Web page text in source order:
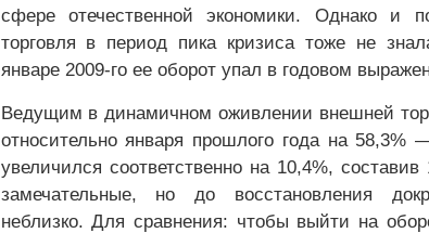
сфере отечественной экономики. Однако и
торговля в период пика кризиса тоже не
январе 2009-го ее оборот упал в годовом
Ведущим в динамичном оживлении внешней
относительно января прошлого года на
увеличился соответственно на 10,4%,
замечательные, но до восстановления
неблизко. Для сравнения: чтобы выйти на